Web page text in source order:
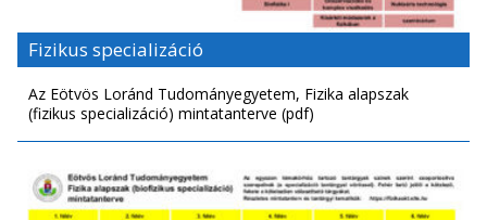
Fizikus specializáció
Az Eötvös Loránd Tudományegyetem, Fizika alapszak
(fizikus specializáció) mintatanterve (pdf)